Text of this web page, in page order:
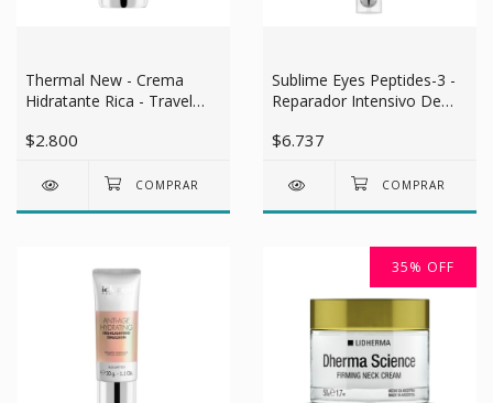
Thermal New - Crema
Hidratante Rica - Travel
$2.800
Sublime Eyes Peptides-3 -
Reparador Intensivo De
$6.737
35% OFF